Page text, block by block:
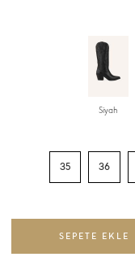
Siyah
35 36